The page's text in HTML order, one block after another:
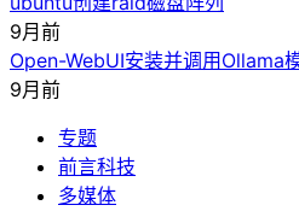
9月前
Open-WebUI安装并调用Ollama
9月前
专题
前言科技
多媒体